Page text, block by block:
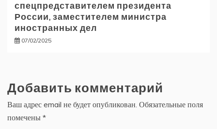
спецпредставителем президента
России, заместителем министра
иностранных дел
07/02/2025
Добавить комментарий
Ваш адрес email не будет опубликован. Обязательные поля
помечены *